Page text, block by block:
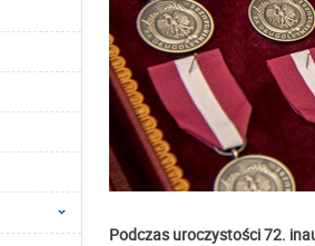
Podczas uroczystości 72.